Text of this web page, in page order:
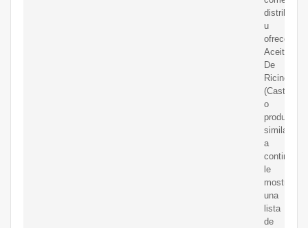
distribuye
u
ofrece
Aceite
De
Ricino
(Castor)
o
productos
similares,
a
le
mostramos
una
lista
de